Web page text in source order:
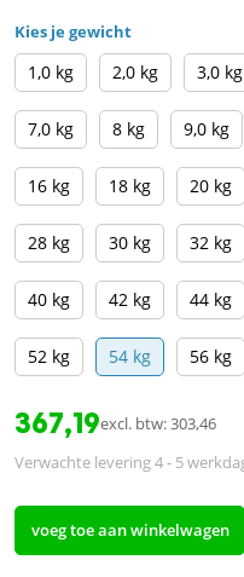
Kies je gewicht
1,0 kg 2,0 kg 3,0 kg
7,0 kg 8 kg 9,0 kg
16 kg 18 kg 20 kg
28 kg 30 kg 32 kg
40 kg 42 kg 44 kg
52 kg 54 kg 56 kg
367,19excl. btw: 303,46
Verwachte levering 4 - 5
voeg toe aan winkelwagen